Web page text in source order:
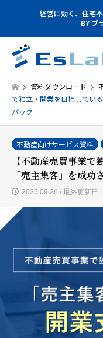
経営に効く、住宅
BY ブ
資料ダウンロード
で独立・開業を目指してい
パック
不動産向けサービス資料
【不動産売買事業で
「売主集客」を成功
2025.09.26 / 最終更新日